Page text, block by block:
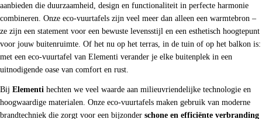
aanbieden die duurzaamheid, design en functionaliteit in perfecte harmonie
combineren. Onze eco-vuurtafels zijn veel meer dan alleen een warmtebron –
ze zijn een statement voor een bewuste levensstijl en een esthetisch hoogtepunt
voor jouw buitenruimte. Of het nu op het terras, in de tuin of op het balkon is:
met een eco-vuurtafel van Elementi verander je elke buitenplek in een
uitnodigende oase van comfort en rust.
Bij Elementi hechten we veel waarde aan milieuvriendelijke technologie en
hoogwaardige materialen. Onze eco-vuurtafels maken gebruik van moderne
brandtechniek die zorgt voor een bijzonder schone en efficiënte verbranding